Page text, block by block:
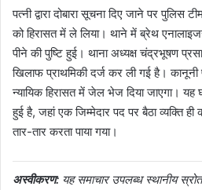
पत्नी द्वारा दोबारा सूचना दिए जाने पर पुलिस
को हिरासत में ले लिया। थाने में ब्रेथ
पीने की पुष्टि हुई। थाना अध्यक्ष चंद्रभूषण
खिलाफ प्राथमिकी दर्ज कर ली गई है।
न्यायिक हिरासत में जेल भेज दिया जाएगा। यह
हुई है, जहां एक जिम्मेदार पद पर बैठा व्यक्ति ही
तार-तार करता पाया गया।
अस्वीकरण: यह समाचार उपलब्ध स्थानीय